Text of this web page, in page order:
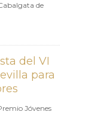
de
del VI
para
Jóvenes